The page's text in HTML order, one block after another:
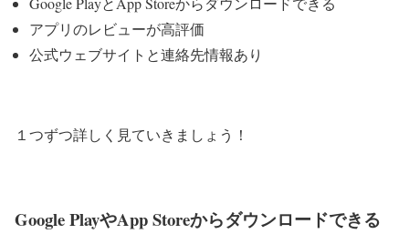
アプリのレビューが高評価
公式ウェブサイトと連絡先情報あり
１つずつ詳しく見ていきましょう！
Google PlayやApp Storeからダウンロードできる